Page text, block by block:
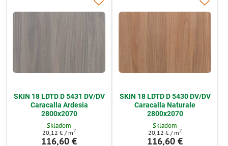
SKIN 18 LDTD D 5431 DV/DV
Caracalla Ardesia
2800x2070
Skladom
116,60 €
20,12 € / m2
SKIN 18 LDTD D 5430 DV/DV
Caracalla Naturale
2800x2070
Skladom
116,60 €
20,12 € / m2